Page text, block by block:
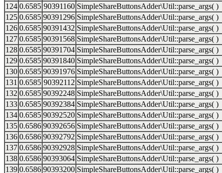
124 0.6585 90391160 SimpleShareButtonsAdder\Util::parse_args( )
125 0.6585 90391296 SimpleShareButtonsAdder\Util::parse_args( )
126 0.6585 90391432 SimpleShareButtonsAdder\Util::parse_args( )
127 0.6585 90391568 SimpleShareButtonsAdder\Util::parse_args( )
128 0.6585 90391704 SimpleShareButtonsAdder\Util::parse_args( )
129 0.6585 90391840 SimpleShareButtonsAdder\Util::parse_args( )
130 0.6585 90391976 SimpleShareButtonsAdder\Util::parse_args( )
131 0.6585 90392112 SimpleShareButtonsAdder\Util::parse_args( )
132 0.6585 90392248 SimpleShareButtonsAdder\Util::parse_args( )
133 0.6585 90392384 SimpleShareButtonsAdder\Util::parse_args( )
134 0.6585 90392520 SimpleShareButtonsAdder\Util::parse_args( )
135 0.6586 90392656 SimpleShareButtonsAdder\Util::parse_args( )
136 0.6586 90392792 SimpleShareButtonsAdder\Util::parse_args( )
137 0.6586 90392928 SimpleShareButtonsAdder\Util::parse_args( )
138 0.6586 90393064 SimpleShareButtonsAdder\Util::parse_args( )
139 0.6586 90393200 SimpleShareButtonsAdder\Util::parse_args( )